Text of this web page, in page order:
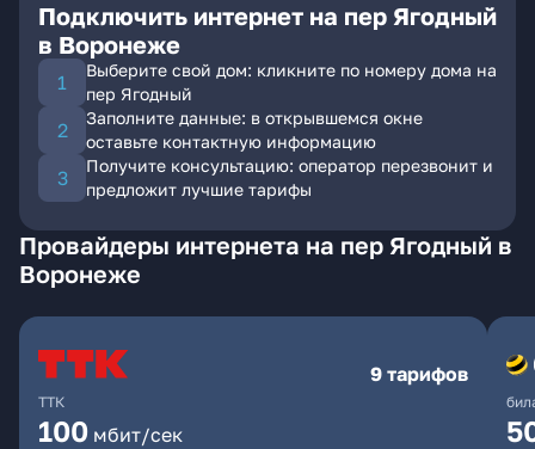
Подключить интернет на пер Ягодный
в Воронеже
Выберите свой дом: кликните по номеру дома на
пер Ягодный
Заполните данные: в открывшемся окне
оставьте контактную информацию
Получите консультацию: оператор перезвонит и
предложит лучшие тарифы
Провайдеры интернета на пер Ягодный в
Воронеже
ТТК
9 тарифов
100 мбит/сек